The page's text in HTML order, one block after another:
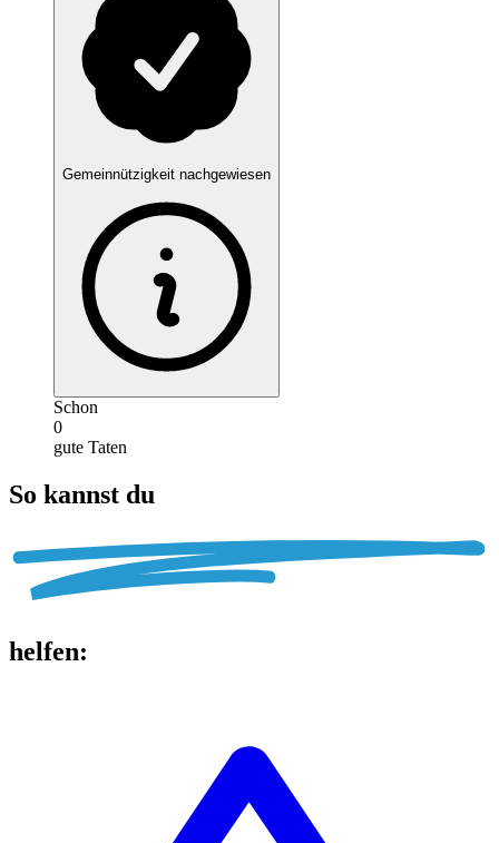
Gemeinnützigkeit nachgewiesen
Schon
0
gute Taten
So kannst du
helfen: